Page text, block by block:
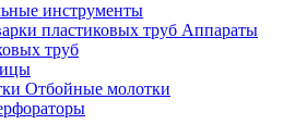
инструменты
Аппараты
труб
Отбойные молотки